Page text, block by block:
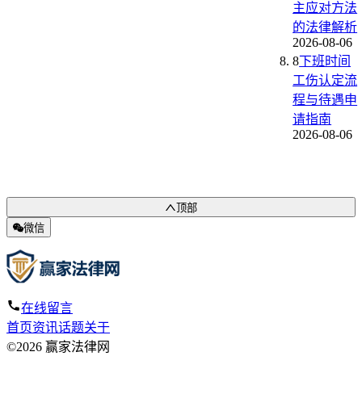
主应对方法
的法律解析
2026-08-06
8下班时间
工伤认定流
程与待遇申
请指南
2026-08-06
顶部
微信
在线留言
首页资讯话题关于
©2026 赢家法律网